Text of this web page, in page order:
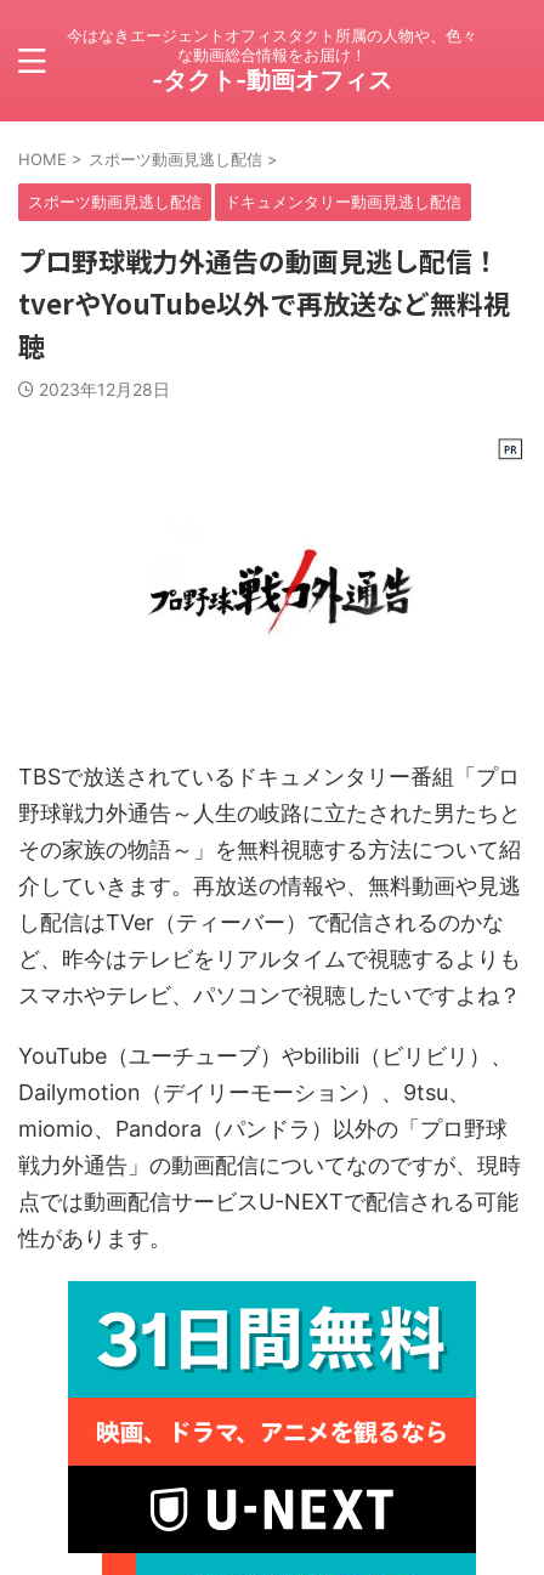
今はなきエージェントオフィスタクト所属の人物や、色々
な動画総合情報をお届け！
-タクト-動画オフィス
HOME > スポーツ動画見逃し配信 >
スポーツ動画見逃し配信 ドキュメンタリー動画見逃し配信
プロ野球戦力外通告の動画見逃し配信！
tverやYouTube以外で再放送など無料視
聴
2023年12月28日
TBSで放送されているドキュメンタリー番組「プロ
野球戦力外通告～人生の岐路に立たされた男たちと
その家族の物語～」を無料視聴する方法について紹
介していきます。再放送の情報や、無料動画や見逃
し配信はTVer（ティーバー）で配信されるのかな
ど、昨今はテレビをリアルタイムで視聴するよりも
スマホやテレビ、パソコンで視聴したいですよね？
YouTube（ユーチューブ）やbilibili（ビリビリ）、
Dailymotion（デイリーモーション）、9tsu、
miomio、Pandora（パンドラ）以外の「プロ野球
戦力外通告」の動画配信についてなのですが、現時
点では動画配信サービスU-NEXTで配信される可能
性があります。